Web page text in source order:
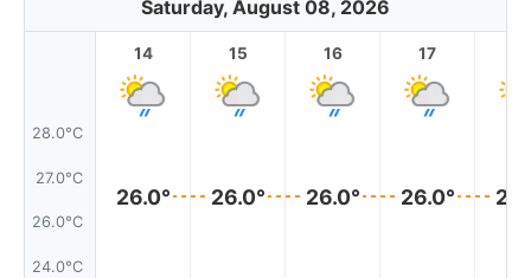
Saturday, August 08, 2026
28.0°C
27.0°C
26.0°C
24.0°C
14
26.0°
15
26.0°
16
26.0°
17
26.0°